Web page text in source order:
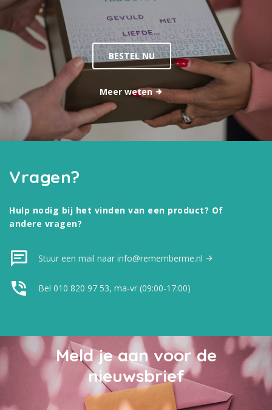
BESTEL NU
Meer weten
Vragen?
Hulp nodig bij het vinden van een product? Of
andere vragen?
Stuur een mail naar info@rememberme.nl
Bel 010 820 97 53, ma-vr (09:00-17:00)
Meld je aan voor de
nieuwsbrief